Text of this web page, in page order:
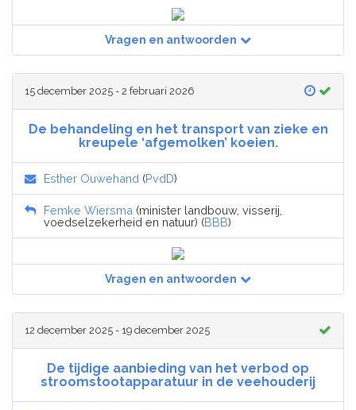
Vragen en antwoorden
15 december 2025 - 2 februari 2026
De behandeling en het transport van zieke en
kreupele ‘afgemolken’ koeien.
Esther Ouwehand (PvdD)
Femke Wiersma (minister landbouw, visserij,
voedselzekerheid en natuur) (BBB)
Vragen en antwoorden
12 december 2025 - 19 december 2025
De tijdige aanbieding van het verbod op
stroomstootapparatuur in de veehouderij